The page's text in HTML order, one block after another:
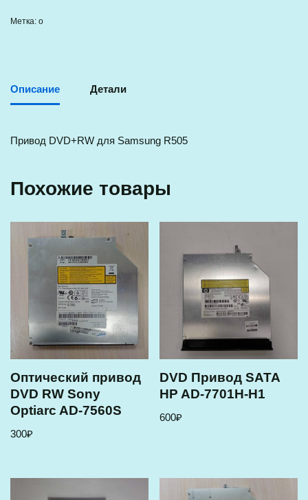
Метка: о
Описание Детали
Привод DVD+RW для Samsung R505
Похожие товары
Оптический привод
DVD RW Sony
Optiarc AD-7560S
300₽
DVD Привод SATA
HP AD-7701H-H1
600₽